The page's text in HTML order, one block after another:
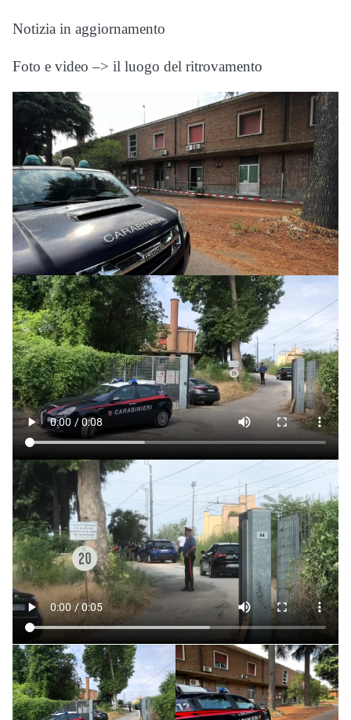
Notizia in aggiornamento
Foto e video –> il luogo del ritrovamento